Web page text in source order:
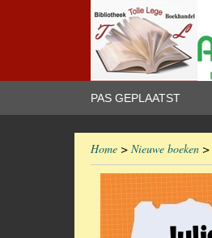
PAS GEPLAATST
Home > Nieuwe boeken >